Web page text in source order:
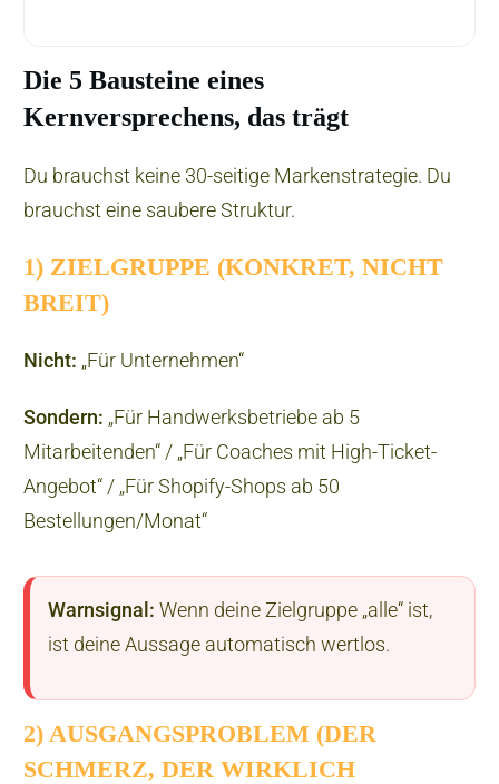
Die 5 Bausteine eines
Kernversprechens, das trägt
Du brauchst keine 30-seitige Markenstrategie. Du
brauchst eine saubere Struktur.
1) ZIELGRUPPE (KONKRET, NICHT
BREIT)
Nicht: „Für Unternehmen“
Sondern: „Für Handwerksbetriebe ab 5
Mitarbeitenden“ / „Für Coaches mit High-Ticket-
Angebot“ / „Für Shopify-Shops ab 50
Bestellungen/Monat“
Warnsignal: Wenn deine Zielgruppe „alle“ ist,
ist deine Aussage automatisch wertlos.
2) AUSGANGSPROBLEM (DER
SCHMERZ, DER WIRKLICH